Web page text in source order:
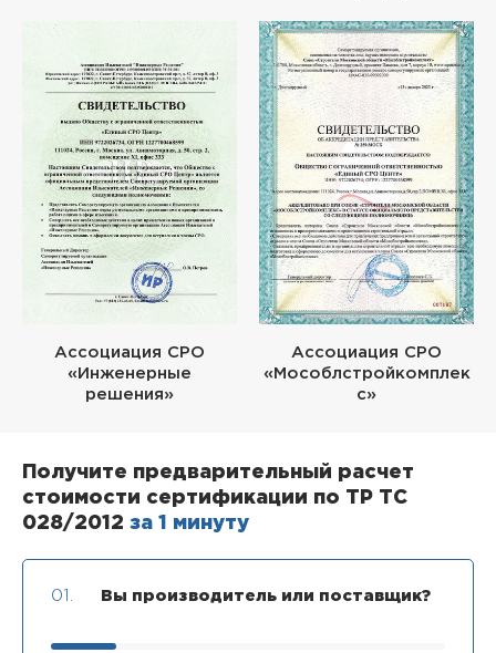
Ассоциация СРО
«Инженерные
решения»
Ассоциация СРО
«Мособлстройкомплек
с»
Получите предварительный расчет
стоимости сертификации по ТР ТС
028/2012 за 1 минуту
01. Вы производитель или поставщик?